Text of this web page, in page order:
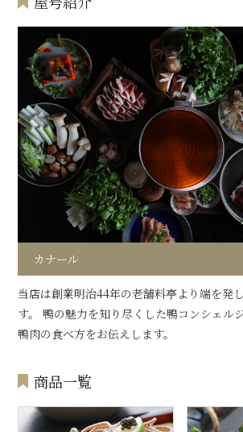
カナール
当店は創業明治44年の老舗料亭より端を発
す。 鴨の魅力を知り尽くした鴨コンシェル
鴨肉の食べ方をお伝えします。
商品一覧